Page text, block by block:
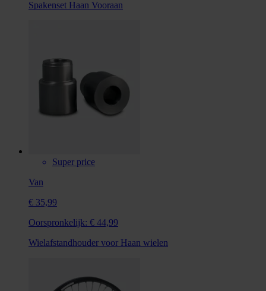
Spakenset Haan Vooraan
Super price
Van
€ 35,99
Oorspronkelijk: € 44,99
Wielafstandhouder voor Haan wielen